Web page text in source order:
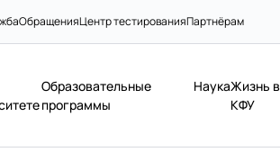
ОбращенияЦентр тестированияПартнёрам
Образовательные
программы
НаукаЖизнь в
КФУ